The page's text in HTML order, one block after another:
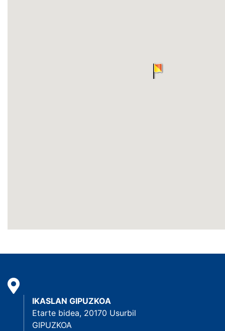
IKASLAN GIPUZKOA
Etarte bidea, 20170 Usurbil
GIPUZKOA